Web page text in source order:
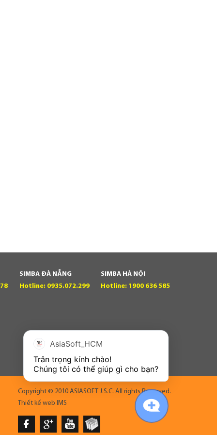
SIMBA ĐÀ NẴNG
Hotline: 0935.072.299
SIMBA HÀ NỘI
Hotline: 1900 636 585
Copyright © 2010 ASIASOFT J.S.C. All rights Reserved.
Thiết kế web IMS
AsiaSoft_HCM
Trân trọng kính chào!
Chúng tôi có thể giúp gì cho bạn?